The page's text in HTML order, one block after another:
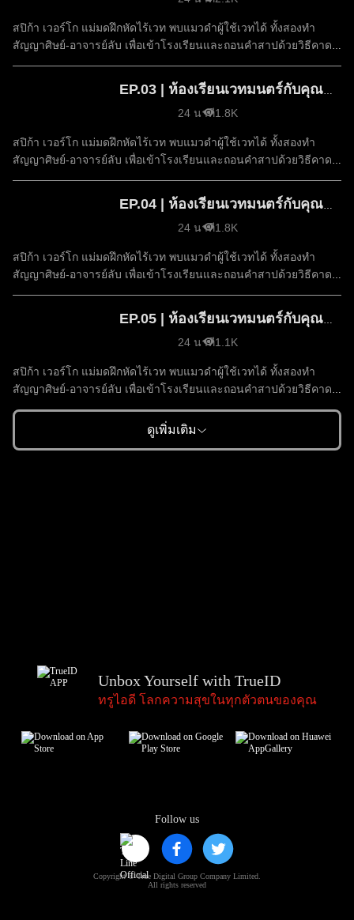
สปิก้า เวอร์โก แม่มดฝึกหัดไร้เวท พบแมวดำผู้ใช้เวทได้ ทั้งสองทำ
สัญญาศิษย์-อาจารย์ลับ เพื่อเข้าโรงเรียนและถอนคำสาปด้วยวิธีคาด
24 นาที1.8K
สปิก้า เวอร์โก แม่มดฝึกหัดไร้เวท พบแมวดำผู้ใช้เวทได้ ทั้งสองทำ
สัญญาศิษย์-อาจารย์ลับ เพื่อเข้าโรงเรียนและถอนคำสาปด้วยวิธีคาด
24 นาที1.8K
สปิก้า เวอร์โก แม่มดฝึกหัดไร้เวท พบแมวดำผู้ใช้เวทได้ ทั้งสองทำ
สัญญาศิษย์-อาจารย์ลับ เพื่อเข้าโรงเรียนและถอนคำสาปด้วยวิธีคาด
24 นาที1.1K
สปิก้า เวอร์โก แม่มดฝึกหัดไร้เวท พบแมวดำผู้ใช้เวทได้ ทั้งสองทำ
สัญญาศิษย์-อาจารย์ลับ เพื่อเข้าโรงเรียนและถอนคำสาปด้วยวิธีคาด
ดูเพิ่มเติม
Follow us
Copyright © True Digital Group Company Limited.
All rights reserved
Unbox Yourself with TrueID
ทรูไอดี โลกความสุขในทุกตัวตนของคุณ